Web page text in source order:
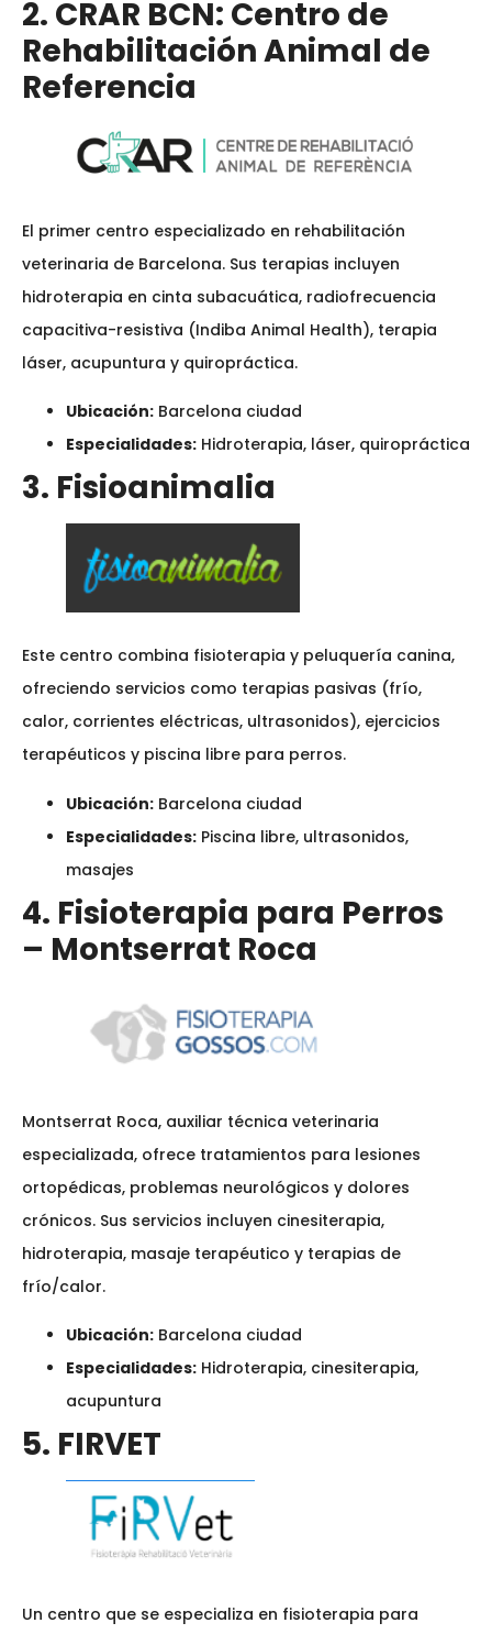
2. CRAR BCN: Centro de
Rehabilitación Animal de
Referencia
El primer centro especializado en rehabilitación
veterinaria de Barcelona. Sus terapias incluyen
hidroterapia en cinta subacuática, radiofrecuencia
capacitiva-resistiva (Indiba Animal Health), terapia
láser, acupuntura y quiropráctica.
Ubicación: Barcelona ciudad
Especialidades: Hidroterapia, láser, quiropráctica
3. Fisioanimalia
Este centro combina fisioterapia y peluquería canina,
ofreciendo servicios como terapias pasivas (frío,
calor, corrientes eléctricas, ultrasonidos), ejercicios
terapéuticos y piscina libre para perros.
Ubicación: Barcelona ciudad
Especialidades: Piscina libre, ultrasonidos,
masajes
4. Fisioterapia para Perros
– Montserrat Roca
Montserrat Roca, auxiliar técnica veterinaria
especializada, ofrece tratamientos para lesiones
ortopédicas, problemas neurológicos y dolores
crónicos. Sus servicios incluyen cinesiterapia,
hidroterapia, masaje terapéutico y terapias de
frío/calor.
Ubicación: Barcelona ciudad
Especialidades: Hidroterapia, cinesiterapia,
acupuntura
5. FIRVET
Un centro que se especializa en fisioterapia para